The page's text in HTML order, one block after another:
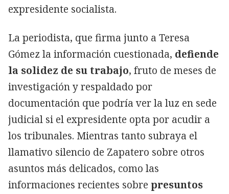
expresidente socialista.
La periodista, que firma junto a Teresa
Gómez la información cuestionada, defiende
la solidez de su trabajo, fruto de meses de
investigación y respaldado por
documentación que podría ver la luz en sede
judicial si el expresidente opta por acudir a
los tribunales. Mientras tanto subraya el
llamativo silencio de Zapatero sobre otros
asuntos más delicados, como las
informaciones recientes sobre presuntos